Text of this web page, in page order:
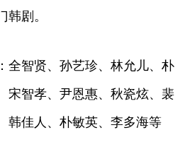
韩剧。
全智贤、孙艺珍、林允儿、朴
宋智孝、尹恩惠、秋瓷炫、裴
韩佳人、朴敏英、李多海等